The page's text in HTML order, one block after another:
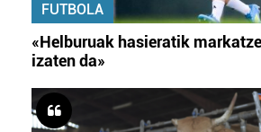
FUTBOLA
«Helburuak hasieratik
izaten da»